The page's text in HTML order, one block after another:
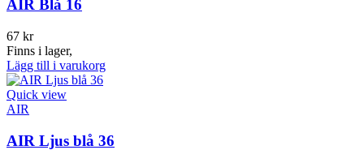
AIR Blå 16
67 kr
Finns i lager,
Lägg till i varukorg
Quick view
AIR
AIR Ljus blå 36